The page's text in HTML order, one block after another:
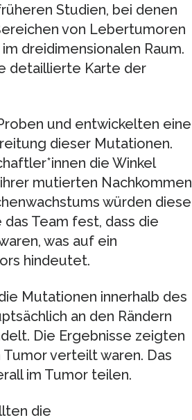
Studien, bei denen
von Lebertumoren
dreidimensionalen Raum.
detaillierte Karte der
und entwickelten eine
dieser Mutationen.
die Winkel
mutierten Nachkommen
würden diese
Team fest, dass die
was auf ein
hindeutet.
Mutationen innerhalb des
an den Rändern
Die Ergebnisse zeigten
verteilt waren. Das
im Tumor teilen.
die